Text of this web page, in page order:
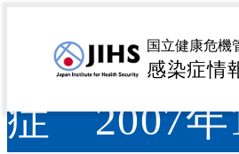
国立健康危機
感染症情
IASR
症 2007年